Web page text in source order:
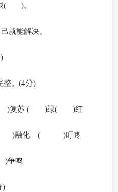
眼( )。
能解决。
整。(4分)
苏 ( )绿( )红
融化 ( )叮咚
鸣
)